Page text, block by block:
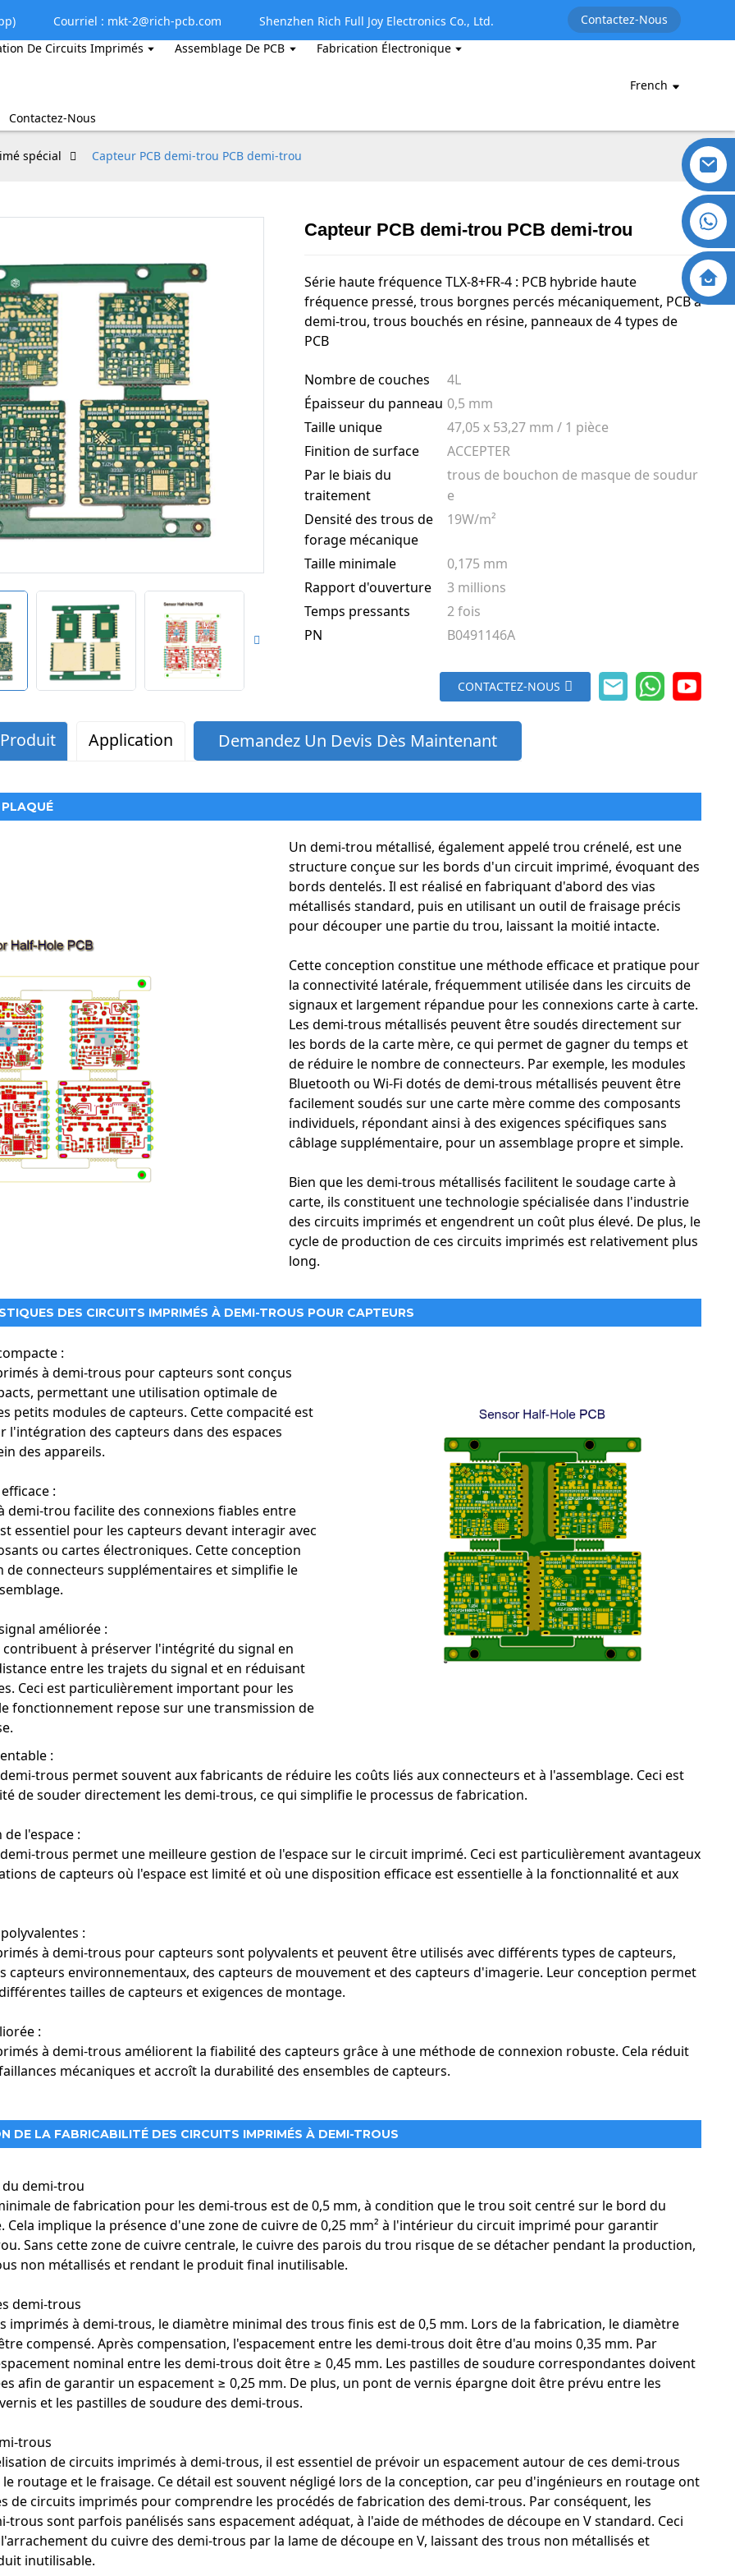
Courriel : mkt-2@rich-pcb.com Shenzhen Rich Full Joy Electronics Co., Ltd.
Contactez-Nous
De Circuits Imprimés Assemblage De PCB Fabrication Électronique
Contactez-Nous
French
spécial Capteur PCB demi-trou PCB demi-trou
Capteur PCB demi-trou PCB demi-trou
Série haute fréquence TLX-8+FR-4 : PCB hybride haute
fréquence pressé, trous borgnes percés mécaniquement, PCB à
demi-trou, trous bouchés en résine, panneaux de 4 types de
PCB
Nombre de couches
4L
Épaisseur du panneau 0,5 mm
Taille unique
47,05 x 53,27 mm / 1 pièce
Finition de surface
ACCEPTER
Par le biais du
traitement
trous de bouchon de masque de soudur
e
Densité des trous de
forage mécanique
19W/m²
Taille minimale
0,175 mm
Rapport d'ouverture
3 millions
Temps pressants
2 fois
PN
B0491146A
CONTACTEZ-NOUS
Application Demandez Un Devis Dès Maintenant
Un demi-trou métallisé, également appelé trou crénelé, est une
structure conçue sur les bords d'un circuit imprimé, évoquant des
bords dentelés. Il est réalisé en fabriquant d'abord des vias
métallisés standard, puis en utilisant un outil de fraisage précis
pour découper une partie du trou, laissant la moitié intacte.
Cette conception constitue une méthode efficace et pratique pour
la connectivité latérale, fréquemment utilisée dans les circuits de
signaux et largement répandue pour les connexions carte à carte.
Les demi-trous métallisés peuvent être soudés directement sur
les bords de la carte mère, ce qui permet de gagner du temps et
de réduire le nombre de connecteurs. Par exemple, les modules
Bluetooth ou Wi-Fi dotés de demi-trous métallisés peuvent être
facilement soudés sur une carte mère comme des composants
individuels, répondant ainsi à des exigences spécifiques sans
câblage supplémentaire, pour un assemblage propre et simple.
Bien que les demi-trous métallisés facilitent le soudage carte à
carte, ils constituent une technologie spécialisée dans l'industrie
des circuits imprimés et engendrent un coût plus élevé. De plus, le
cycle de production de ces circuits imprimés est relativement plus
long.
DES CIRCUITS IMPRIMÉS À DEMI-TROUS POUR CAPTEURS
:
à demi-trous pour capteurs sont conçus
permettant une utilisation optimale de
petits modules de capteurs. Cette compacité est
l'intégration des capteurs dans des espaces
des appareils.
:
demi-trou facilite des connexions fiables entre
essentiel pour les capteurs devant interagir avec
ou cartes électroniques. Cette conception
de connecteurs supplémentaires et simplifie le
améliorée :
contribuent à préserver l'intégrité du signal en
entre les trajets du signal et en réduisant
Ceci est particulièrement important pour les
fonctionnement repose sur une transmission de
:
trous permet souvent aux fabricants de réduire les coûts liés aux connecteurs et à l'assemblage. Ceci est
de souder directement les demi-trous, ce qui simplifie le processus de fabrication.
l'espace :
trous permet une meilleure gestion de l'espace sur le circuit imprimé. Ceci est particulièrement avantageux
de capteurs où l'espace est limité et où une disposition efficace est essentielle à la fonctionnalité et aux
:
à demi-trous pour capteurs sont polyvalents et peuvent être utilisés avec différents types de capteurs,
capteurs environnementaux, des capteurs de mouvement et des capteurs d'imagerie. Leur conception permet
tailles de capteurs et exigences de montage.
:
à demi-trous améliorent la fiabilité des capteurs grâce à une méthode de connexion robuste. Cela réduit
mécaniques et accroît la durabilité des ensembles de capteurs.
DE LA FABRICABILITÉ DES CIRCUITS IMPRIMÉS À DEMI-TROUS
du demi-trou
de fabrication pour les demi-trous est de 0,5 mm, à condition que le trou soit centré sur le bord du
Cela implique la présence d'une zone de cuivre de 0,25 mm² à l'intérieur du circuit imprimé pour garantir
Sans cette zone de cuivre centrale, le cuivre des parois du trou risque de se détacher pendant la production,
non métallisés et rendant le produit final inutilisable.
demi-trous
imprimés à demi-trous, le diamètre minimal des trous finis est de 0,5 mm. Lors de la fabrication, le diamètre
compensé. Après compensation, l'espacement entre les demi-trous doit être d'au moins 0,35 mm. Par
nominal entre les demi-trous doit être ≥ 0,45 mm. Les pastilles de soudure correspondantes doivent
afin de garantir un espacement ≥ 0,25 mm. De plus, un pont de vernis épargne doit être prévu entre les
et les pastilles de soudure des demi-trous.
trous
de circuits imprimés à demi-trous, il est essentiel de prévoir un espacement autour de ces demi-trous
routage et le fraisage. Ce détail est souvent négligé lors de la conception, car peu d'ingénieurs en routage ont
de circuits imprimés pour comprendre les procédés de fabrication des demi-trous. Par conséquent, les
trous sont parfois panélisés sans espacement adéquat, à l'aide de méthodes de découpe en V standard. Ceci
du cuivre des demi-trous par la lame de découpe en V, laissant des trous non métallisés et
inutilisable.